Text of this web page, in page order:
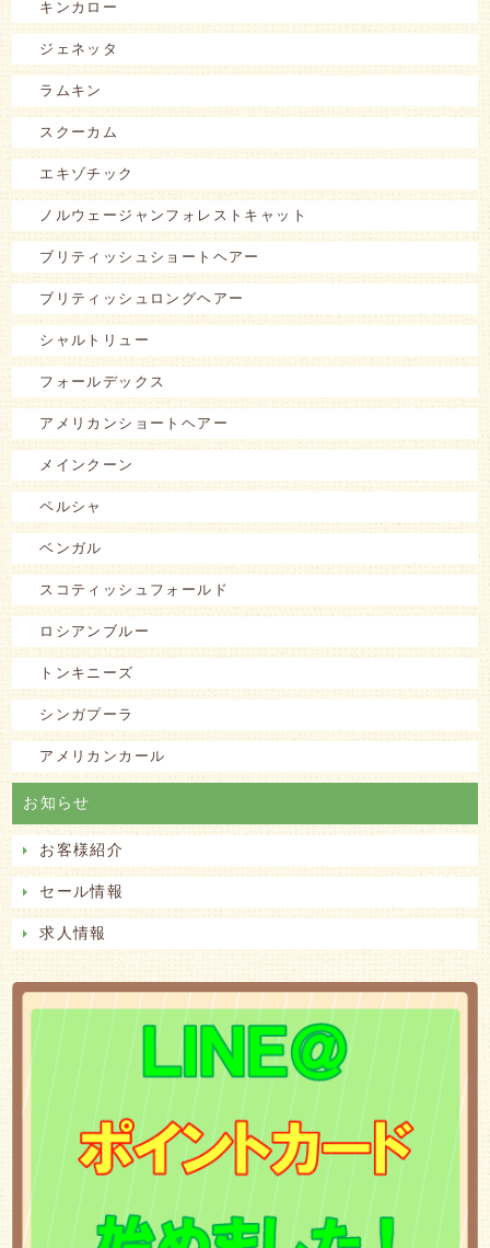
キンカロー
ジェネッタ
ラムキン
スクーカム
エキゾチック
ノルウェージャンフォレストキャット
ブリティッシュショートヘアー
ブリティッシュロングヘアー
シャルトリュー
フォールデックス
アメリカンショートヘアー
メインクーン
ペルシャ
ベンガル
スコティッシュフォールド
ロシアンブルー
トンキニーズ
シンガプーラ
アメリカンカール
お知らせ
お客様紹介
セール情報
求人情報